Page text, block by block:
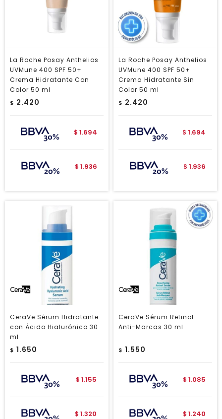
La Roche Posay Anthelios
UVMune 400 SPF 50+
Crema Hidratante Con
Color 50 ml
$ 2.420
$ 1.694
$ 1.936
La Roche Posay Anthelios
UVMune 400 SPF 50+
Crema Hidratante Sin
Color 50 ml
$ 2.420
$ 1.694
$ 1.936
CeraVe Sérum Hidratante
con Ácido Hialurónico 30
ml
$ 1.650
$ 1.155
$ 1.320
CeraVe Sérum Retinol
Anti-Marcas 30 ml
$ 1.550
$ 1.085
$ 1.240